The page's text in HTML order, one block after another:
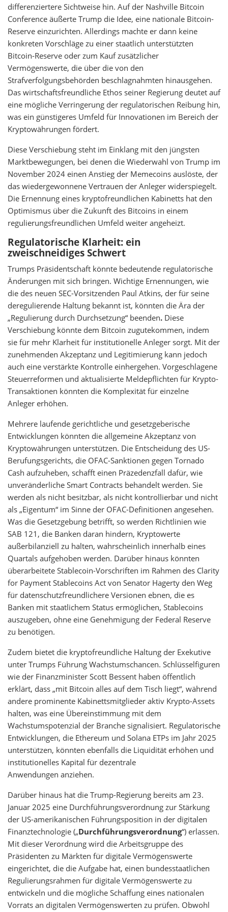
differenziertere Sichtweise hin. Auf der Nashville Bitcoin
Conference äußerte Trump die Idee, eine nationale Bitcoin-
Reserve einzurichten. Allerdings machte er dann keine
konkreten Vorschläge zu einer staatlich unterstützten
Bitcoin-Reserve oder zum Kauf zusätzlicher
Vermögenswerte, die über die von den
Strafverfolgungsbehörden beschlagnahmten hinausgehen.
Das wirtschaftsfreundliche Ethos seiner Regierung deutet auf
eine mögliche Verringerung der regulatorischen Reibung hin,
was ein günstigeres Umfeld für Innovationen im Bereich der
Kryptowährungen fördert.
Diese Verschiebung steht im Einklang mit den jüngsten
Marktbewegungen, bei denen die Wiederwahl von Trump im
November 2024 einen Anstieg der Memecoins auslöste, der
das wiedergewonnene Vertrauen der Anleger widerspiegelt.
Die Ernennung eines kryptofreundlichen Kabinetts hat den
Optimismus über die Zukunft des Bitcoins in einem
regulierungsfreundlichen Umfeld weiter angeheizt.
Regulatorische Klarheit: ein
zweischneidiges Schwert
Trumps Präsidentschaft könnte bedeutende regulatorische
Änderungen mit sich bringen. Wichtige Ernennungen, wie
die des neuen SEC-Vorsitzenden Paul Atkins, der für seine
deregulierende Haltung bekannt ist, könnten die Ära der
„Regulierung durch Durchsetzung“ beenden. Diese
Verschiebung könnte dem Bitcoin zugutekommen, indem
sie für mehr Klarheit für institutionelle Anleger sorgt. Mit der
zunehmenden Akzeptanz und Legitimierung kann jedoch
auch eine verstärkte Kontrolle einhergehen. Vorgeschlagene
Steuerreformen und aktualisierte Meldepflichten für Krypto-
Transaktionen könnten die Komplexität für einzelne
Anleger erhöhen.
Mehrere laufende gerichtliche und gesetzgeberische
Entwicklungen könnten die allgemeine Akzeptanz von
Kryptowährungen unterstützen. Die Entscheidung des US-
Berufungsgerichts, die OFAC-Sanktionen gegen Tornado
Cash aufzuheben, schafft einen Präzedenzfall dafür, wie
unveränderliche Smart Contracts behandelt werden. Sie
werden als nicht besitzbar, als nicht kontrollierbar und nicht
als „Eigentum“ im Sinne der OFAC-Definitionen angesehen.
Was die Gesetzgebung betrifft, so werden Richtlinien wie
SAB 121, die Banken daran hindern, Kryptowerte
außerbilanziell zu halten, wahrscheinlich innerhalb eines
Quartals aufgehoben werden. Darüber hinaus könnten
überarbeitete Stablecoin-Vorschriften im Rahmen des Clarity
for Payment Stablecoins Act von Senator Hagerty den Weg
für datenschutzfreundlichere Versionen ebnen, die es
Banken mit staatlichem Status ermöglichen, Stablecoins
auszugeben, ohne eine Genehmigung der Federal Reserve
zu benötigen.
Zudem bietet die kryptofreundliche Haltung der Exekutive
unter Trumps Führung Wachstumschancen. Schlüsselfiguren
wie der Finanzminister Scott Bessent haben öffentlich
erklärt, dass „mit Bitcoin alles auf dem Tisch liegt“, während
andere prominente Kabinettsmitglieder aktiv Krypto-Assets
halten, was eine Übereinstimmung mit dem
Wachstumspotenzial der Branche signalisiert. Regulatorische
Entwicklungen, die Ethereum und Solana ETPs im Jahr 2025
unterstützen, könnten ebenfalls die Liquidität erhöhen und
institutionelles Kapital für dezentrale
Anwendungen anziehen.
Darüber hinaus hat die Trump-Regierung bereits am 23.
Januar 2025 eine Durchführungsverordnung zur Stärkung
der US-amerikanischen Führungsposition in der digitalen
Finanztechnologie („Durchführungsverordnung“) erlassen.
Mit dieser Verordnung wird die Arbeitsgruppe des
Präsidenten zu Märkten für digitale Vermögenswerte
eingerichtet, die die Aufgabe hat, einen bundesstaatlichen
Regulierungsrahmen für digitale Vermögenswerte zu
entwickeln und die mögliche Schaffung eines nationalen
Vorrats an digitalen Vermögenswerten zu prüfen. Obwohl